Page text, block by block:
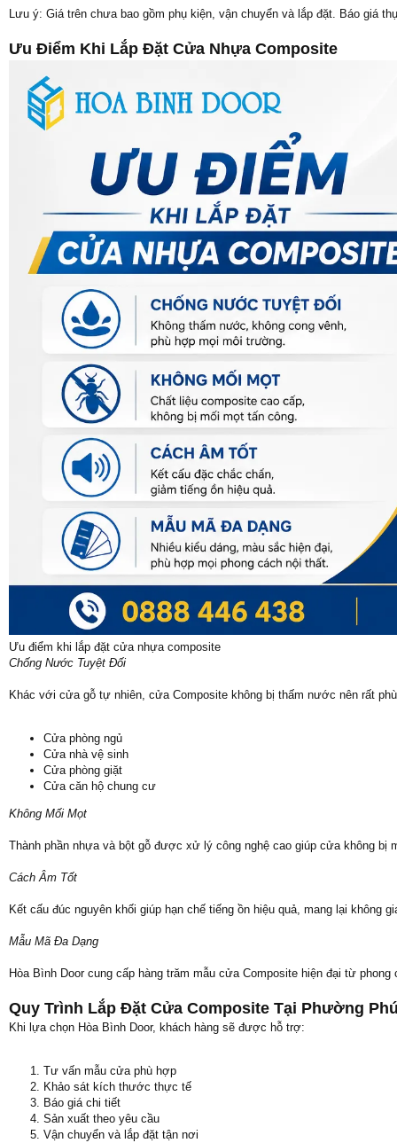
Lưu ý: Giá trên chưa bao gồm phụ kiện, vận chuyển và lắp đặt. Báo giá
Ưu Điểm Khi Lắp Đặt Cửa Nhựa Composite
Ưu điểm khi lắp đặt cửa nhựa composite
Chống Nước Tuyệt Đối
Khác với cửa gỗ tự nhiên, cửa Composite không bị thấm nước nên rất
Cửa phòng ngủ
Cửa nhà vệ sinh
Cửa phòng giặt
Cửa căn hộ chung cư
Không Mối Mọt
Thành phần nhựa và bột gỗ được xử lý công nghệ cao giúp cửa không bị
Cách Âm Tốt
Kết cấu đúc nguyên khối giúp hạn chế tiếng ồn hiệu quả, mang lại không
Mẫu Mã Đa Dạng
Hòa Bình Door cung cấp hàng trăm mẫu cửa Composite hiện đại từ
Quy Trình Lắp Đặt Cửa Composite Tại Phường
Khi lựa chọn Hòa Bình Door, khách hàng sẽ được hỗ trợ:
Tư vấn mẫu cửa phù hợp
Khảo sát kích thước thực tế
Báo giá chi tiết
Sản xuất theo yêu cầu
Vận chuyển và lắp đặt tận nơi